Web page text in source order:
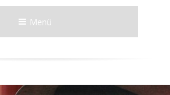
Menü